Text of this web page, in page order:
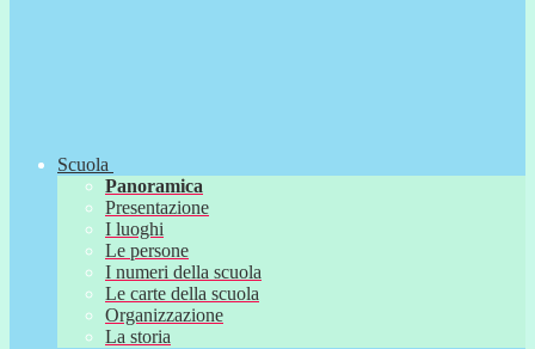
Scuola
Panoramica
Presentazione
I luoghi
Le persone
I numeri della scuola
Le carte della scuola
Organizzazione
La storia